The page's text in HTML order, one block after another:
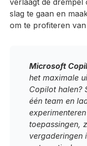
slag te gaan en
om te profiteren
Microsoft
het maximale
Copilot halen?
één team en
toepassingen,
vergaderingen